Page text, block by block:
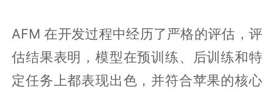
AFM 在开发过程中经历了严格的评估，评
估结果表明，模型在预训练、后训练和特
定任务上都表现出色，并符合苹果的核心